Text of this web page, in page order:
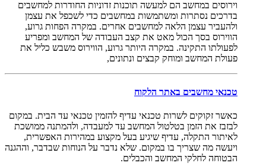
וירוסים במחשב הם למעשה תוכנות זדוניות החודרות למחשבים
בדרכים נסתרות ומשתמשות במחשבים כדי לשכפל את עצמן
ולהעביר עצמן הלאה למחשבים אחרים. במקרה הפחות גרוע,
הווירוס בסך הכול מאט את קצב העבודה של המחשב ומפריע
לפעולתו התקינה. במקרה היותר גרוע, הווירוס משבש כליל את
פעולת המחשב ומוחק קבצים ונתונים,
טכנאי מחשבים באתר הלקוח
כאשר זקוקים לשרות טכנאי עדיף להזמין טכנאי עד הבית. במקום
לבזבז את הזמן בטלטול המחשב עד למעבדה, ולהמתנה ממושכת
לאיתור התקלה, עדיף שיגיע בעל מקצוע במהירות האפשרית,
ויעשה מה שצריך בו במקום. שלא נדבר על הנוחות שבדבר, וההגנה
הבטוחה לחלקי המחשב והכבלים.